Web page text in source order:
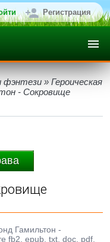
Регистрация
фэнтези » Героическая
- Сокровище
Гамильтон -
fb2, epub, txt, doc, pdf.